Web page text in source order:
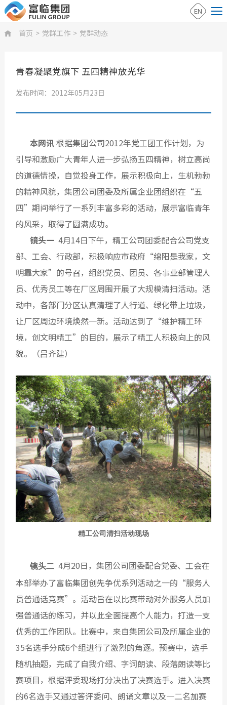
EN
 首页 > 党群工作 > 党群动态
青春凝聚党旗下 五四精神放光华
发布时间：2012年05月23日
本网讯根据集团公司2012年党工团工作计划，为
引导和激励广大青年人进一步弘扬五四精神，树立高尚
的道德情操，自觉投身工作，展示积极向上，生机勃勃
的精神风貌，集团公司团委及所属企业团组织在“五
四”期间举行了一系列丰富多彩的活动，展示富临青年
的风采，取得了圆满成功。
镜头一 4月14日下午，精工公司团委配合公司党支
部、工会、行政部，积极响应市政府“绵阳是我家，文
明靠大家”的号召，组织党员、团员、各事业部管理人
员、优秀员工等在厂区周围开展了大规模清扫活动。活
动中，各部门分区认真清理了人行道、绿化带上垃圾，
让厂区周边环境焕然一新。活动达到了“维护精工环
境，创文明精工”的目的，展示了精工人积极向上的风
貌。（吕齐建）
精工公司清扫活动现场
镜头二 4月20日，集团公司团委配合党委、工会在
本部举办了富临集团创先争优系列活动之一的“服务人
员普通话竞赛”。活动旨在以比赛带动对外服务人员加
强普通话的练习，并以此全面提高个人能力，打造一支
优秀的工作团队。比赛中，来自集团公司及所属企业的
35名选手分成6个组进行了激烈的角逐。预赛中，选手
随机抽题，完成了自我介绍、字词朗读、段落朗读等比
赛项目，根据评委现场打分决出了决赛选手。进入决赛
的6名选手又通过答评委问、朗诵文章以及一二名加赛